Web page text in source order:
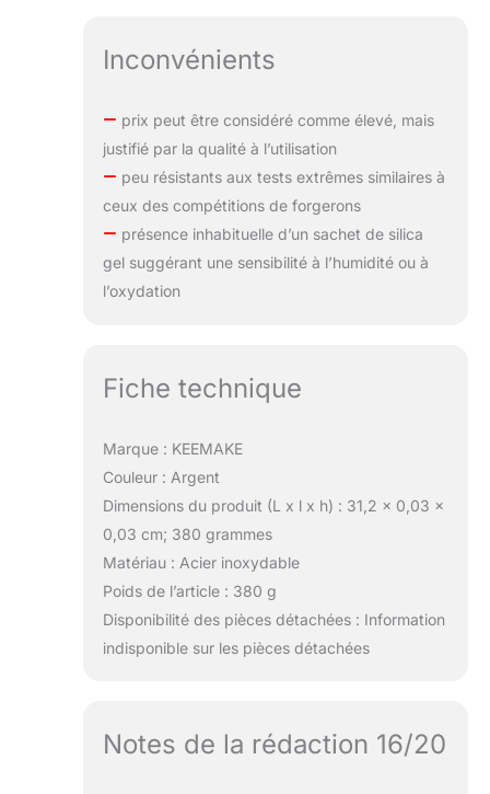
Inconvénients
prix peut être considéré comme élevé, mais
justifié par la qualité à l’utilisation
peu résistants aux tests extrêmes similaires à
ceux des compétitions de forgerons
présence inhabituelle d’un sachet de silica
gel suggérant une sensibilité à l’humidité ou à
l’oxydation
Fiche technique
Marque : KEEMAKE
Couleur : Argent
Dimensions du produit (L x l x h) : 31,2 x 0,03 x
0,03 cm; 380 grammes
Matériau : Acier inoxydable
Poids de l’article : 380 g
Disponibilité des pièces détachées : Information
indisponible sur les pièces détachées
Notes de la rédaction 16/20